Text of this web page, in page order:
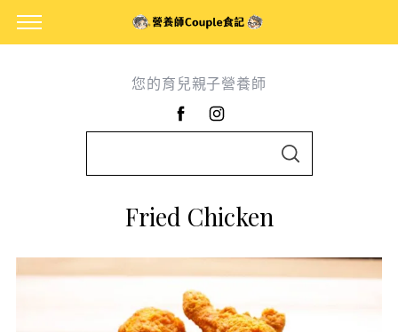
您的育兒親子營養師
S
Fried Chicken